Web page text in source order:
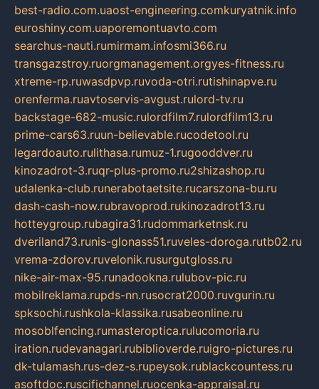
best-radio.com.uaost-engineering.comkuryatnik.info
euroshiny.com.uaporemontuavto.com
searchus-nauti.rumirmam.infosmi366.ru
transgazstroy.ruorgmanagement.orgyes-fitness.ru
xtreme-rp.ruwasdpvp.ruvoda-otri.rutishinapve.ru
orenferma.ruavtoservis-avgust.rulord-tv.ru
backstage-682-music.rulordfilm7.rulordfilm13.ru
prime-cars63.ruun-believable.rucodetool.ru
legardoauto.rulithasa.rumuz-1.rugooddver.ru
kinozadrot-3.ruqr-plus-promo.ru2shizashop.ru
udalenka-club.runerabotaetsite.rucarszona-bu.ru
dash-cash-now.rubravoprod.rukinozadrot13.ru
hotteygroup.rubagira31.rudommarketnsk.ru
dveriland73.runis-glonass51.ruveles-doroga.rutb02.ru
vrema-zdorov.ruvelonik.rusurgutgloss.ru
nike-air-max-95.runadookna.rulubov-pic.ru
mobilreklama.rupds-nn.rusocrat2000.ruvgurin.ru
spksochi.rushkola-klassika.rusabeonline.ru
mosoblfencing.rumasteroptica.rulucomoria.ru
iration.rudevanagari.rubiblioverde.ruigro-pictures.ru
dk-tulamash.rus-dez-s.rupeysok.rublackcountess.ru
asoftdoc.ruscifichannel.ruocenka-appraisal.ru